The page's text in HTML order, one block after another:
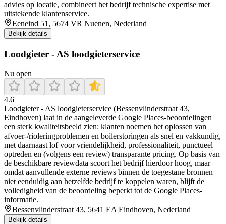
advies op locatie, combineert het bedrijf technische expertise met
uitstekende klantenservice.
Eeneind 51, 5674 VR Nuenen, Nederland
Bekijk details
Loodgieter - AS loodgieterservice
Nu open
4.6
Loodgieter - AS loodgieterservice (Bessenvlinderstraat 43,
Eindhoven) laat in de aangeleverde Google Places-beoordelingen
een sterk kwaliteitsbeeld zien: klanten noemen het oplossen van
afvoer-/rioleringproblemen en boilerstoringen als snel en vakkundig,
met daarnaast lof voor vriendelijkheid, professionaliteit, punctueel
optreden en (volgens een review) transparante pricing. Op basis van
de beschikbare reviewdata scoort het bedrijf hierdoor hoog, maar
omdat aanvullende externe reviews binnen de toegestane bronnen
niet eenduidig aan hetzelfde bedrijf te koppelen waren, blijft de
volledigheid van de beoordeling beperkt tot de Google Places-
informatie.
Bessenvlinderstraat 43, 5641 EA Eindhoven, Nederland
Bekijk details